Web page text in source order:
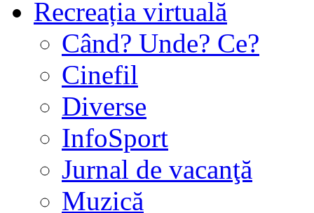
Recreația virtuală
Când? Unde? Ce?
Cinefil
Diverse
InfoSport
Jurnal de vacanţă
Muzică